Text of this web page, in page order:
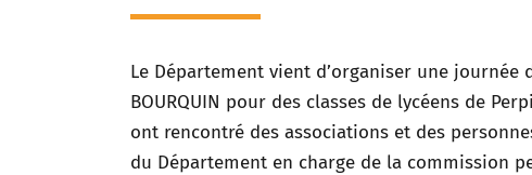
Le Département vient d’organiser une
BOURQUIN pour des classes de lycéens de
ont rencontré des associations et des
du Département en charge de la commission